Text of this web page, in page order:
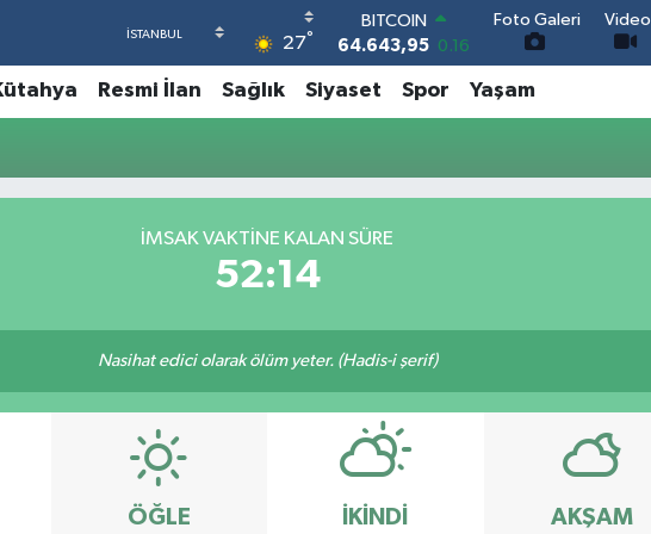
27°
BITCOIN
64.643,95 0.16
DOLAR
47,6006 0.06
EURO
64,2398 0.2
6500.87
Foto Galeri Video
Resmi İlan Sağlık Siyaset Spor Yaşam
İMSAK VAKTINE KALAN SÜRE
52:14
Nasihat edici olarak ölüm yeter. (Hadis-i şerif)
ÖĞLE İKINDI AKŞAM